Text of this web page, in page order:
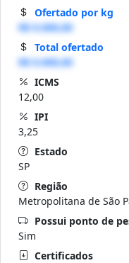
Ofertado por kg
R$ 0.000,00
Total ofertado
R$ 0.000,00
ICMS
12,00
IPI
3,25
Estado
SP
Região
Metropolitana de São
Possui ponto de
Sim
Certificados